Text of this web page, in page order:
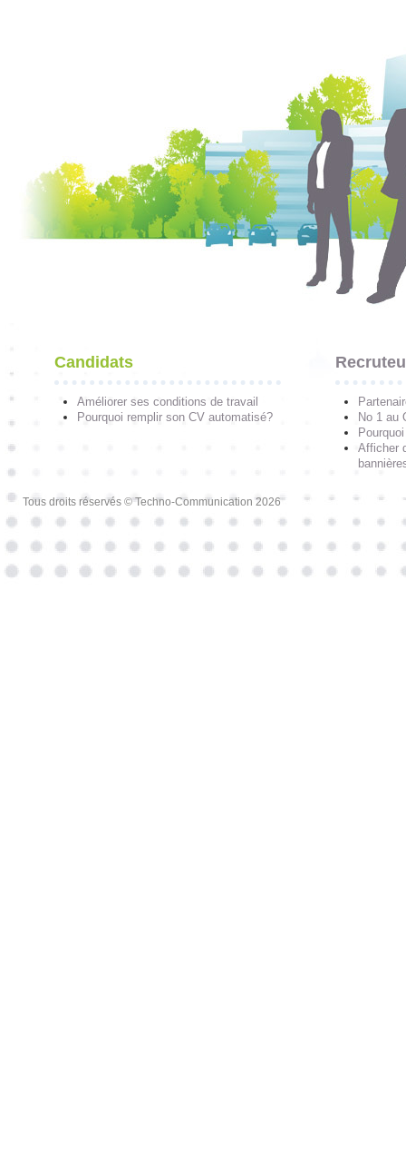
Candidats
Améliorer ses conditions de travail
Pourquoi remplir son CV automatisé?
No 1 au
Afficher
Tous droits réservés © Techno-Communication 2026